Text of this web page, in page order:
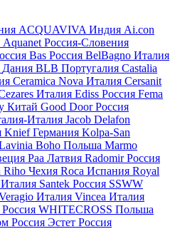
ACQUAVIVA Индия Ai.con
Aquanet Россия-Словения
Bas Россия BelBagno Италия
Дания BLB Португалия Castalia
Ceramica Nova Италия Cersanit
Италия Ediss Россия Fema
Китай Good DoorРоссия
Италия Jacob Delafon
KniefГермания Kolpa-San
Boho Польша Marmo
Paa Латвия RadomirРоссия
Riho Чехия Roca Испания Royal
Италия Santek Россия SSWW
Италия Vincea Италия
Россия WHITECROSS Польша
Россия Эстет Россия